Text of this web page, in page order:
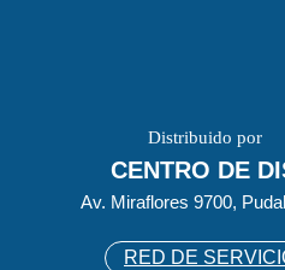
Distribuido por
CENTRO DE
Av. Miraflores 9700,
RED DE